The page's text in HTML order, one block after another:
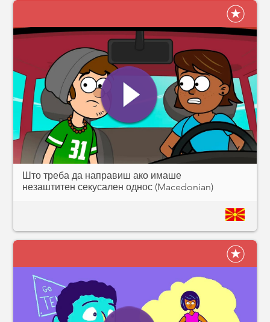
Што треба да направиш ако имаше
незаштитен секусален однос (Macedonian)